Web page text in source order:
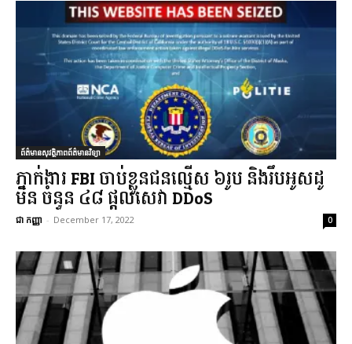
ព័ត៌មានសុវត្ថិភាពព័ត៌មានវិទ្យា
ភ្នាក់ងារ FBI ចាប់ខ្លួនជនល្មើស ៦រូប និងរឹបអូសដូ
មិន ចំនួន ៤៨ ផ្តល់សេវា DDoS
ជា កញ្ញា - December 17, 2022 0